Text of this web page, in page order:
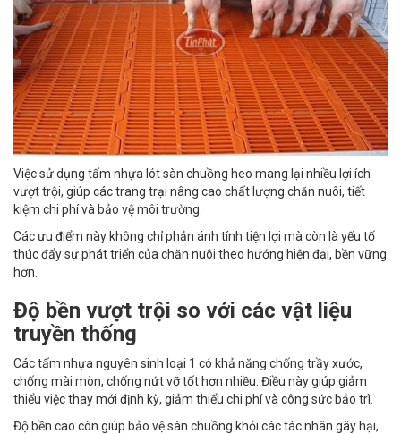
Việc sử dụng tấm nhựa lót sàn chuồng heo mang lại nhiều lợi ích
vượt trội, giúp các trang trại nâng cao chất lượng chăn nuôi, tiết
kiệm chi phí và bảo vệ môi trường.
Các ưu điểm này không chỉ phản ánh tính tiện lợi mà còn là yếu tố
thúc đẩy sự phát triển của chăn nuôi theo hướng hiện đại, bền vững
hơn.
Độ bền vượt trội so với các vật liệu
truyền thống
Các tấm nhựa nguyên sinh loại 1 có khả năng chống trầy xước,
chống mài mòn, chống nứt vỡ tốt hơn nhiều. Điều này giúp giảm
thiểu việc thay mới định kỳ, giảm thiểu chi phí và công sức bảo trì.
Độ bền cao còn giúp bảo vệ sàn chuồng khỏi các tác nhân gây hại,